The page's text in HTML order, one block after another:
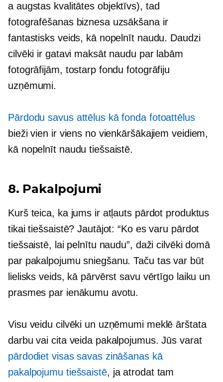
a augstas kvalitātes objektīvs), tad
fotografēšanas biznesa uzsākšana ir
fantastisks veids, kā nopelnīt naudu. Daudzi
cilvēki ir gatavi maksāt naudu par labām
fotogrāfijām, tostarp fondu fotogrāfiju
uzņēmumi.
Pārdodu savus attēlus kā fonda fotoattēlus
bieži vien ir viens no vienkāršākajiem veidiem,
kā nopelnīt naudu tiešsaistē.
8. Pakalpojumi
Kurš teica, ka jums ir atļauts pārdot produktus
tikai tiešsaistē? Jautājot: “Ko es varu pārdot
tiešsaistē, lai pelnītu naudu”, daži cilvēki domā
par pakalpojumu sniegšanu. Taču tas var būt
lielisks veids, kā pārvērst savu vērtīgo laiku un
prasmes par ienākumu avotu.
Visu veidu cilvēki un uzņēmumi meklē ārštata
darbu vai cita veida pakalpojumus. Jūs varat
pārdodiet visas savas zināšanas kā
pakalpojumu tiešsaistē, ja atrodat tam